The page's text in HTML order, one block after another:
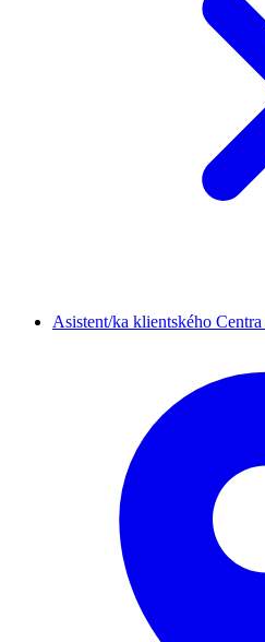
Asistent/ka klientského